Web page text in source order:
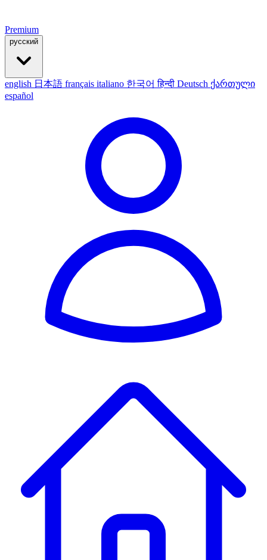
Premium
русский
english 日本語 français italiano 한국어हिन्दी Deutsch ქართული
español